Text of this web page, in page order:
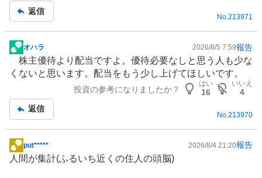
事
返信
No.213971
掲
板
オハラ 2026/8/5 7:59報告
株主優待より配当ですよ。優待必要なしと思う人も少な
くないと思います。配当をもう少し上げてほしいです。
投資の参考になりましたか？
はい
16
いいえ
4
返信
No. 213970
掲
示
put***** 2026/8/4 21:20報告
人間が集計(ふるいち近くの住人の頭脳)